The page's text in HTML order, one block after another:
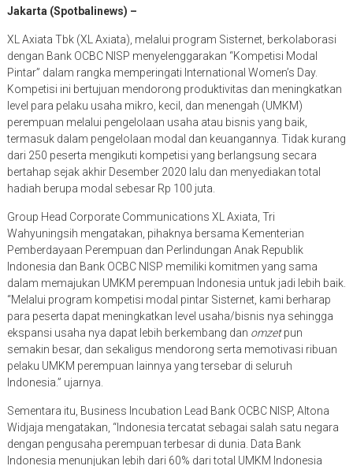
Jakarta (Spotbalinews) –
XL Axiata Tbk (XL Axiata), melalui program Sisternet, berkolaborasi
dengan Bank OCBC NISP menyelenggarakan “Kompetisi Modal
Pintar” dalam rangka memperingati International Women’s Day.
Kompetisi ini bertujuan mendorong produktivitas dan meningkatkan
level para pelaku usaha mikro, kecil, dan menengah (UMKM)
perempuan melalui pengelolaan usaha atau bisnis yang baik,
termasuk dalam pengelolaan modal dan keuangannya. Tidak kurang
dari 250 peserta mengikuti kompetisi yang berlangsung secara
bertahap sejak akhir Desember 2020 lalu dan menyediakan total
hadiah berupa modal sebesar Rp 100 juta.
Group Head Corporate Communications XL Axiata, Tri
Wahyuningsih mengatakan, pihaknya bersama Kementerian
Pemberdayaan Perempuan dan Perlindungan Anak Republik
Indonesia dan Bank OCBC NISP memiliki komitmen yang sama
dalam memajukan UMKM perempuan Indonesia untuk jadi lebih baik.
“Melalui program kompetisi modal pintar Sisternet, kami berharap
para peserta dapat meningkatkan level usaha/bisnis nya sehingga
ekspansi usaha nya dapat lebih berkembang dan omzetpun
semakin besar, dan sekaligus mendorong serta memotivasi ribuan
pelaku UMKM perempuan lainnya yang tersebar di seluruh
Indonesia.” ujarnya.
Sementara itu, Business Incubation Lead Bank OCBC NISP, Altona
Widjaja mengatakan, “Indonesia tercatat sebagai salah satu negara
dengan pengusaha perempuan terbesar di dunia. Data Bank
Indonesia menunjukan lebih dari 60% dari total UMKM Indonesia